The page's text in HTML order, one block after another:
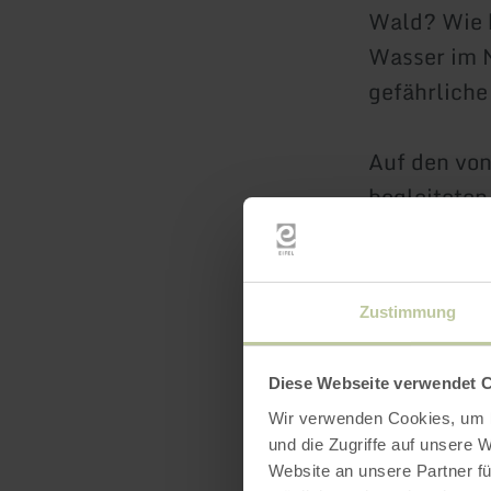
Zustimmung
Diese Webseite verwendet
Wir verwenden Cookies,
und die Zugriffe auf unsere
Website an unsere Partner
Wald?
Wasser im
Auf den
lesen, die
über das
eine (ent-
verbringen.
Geben Sie